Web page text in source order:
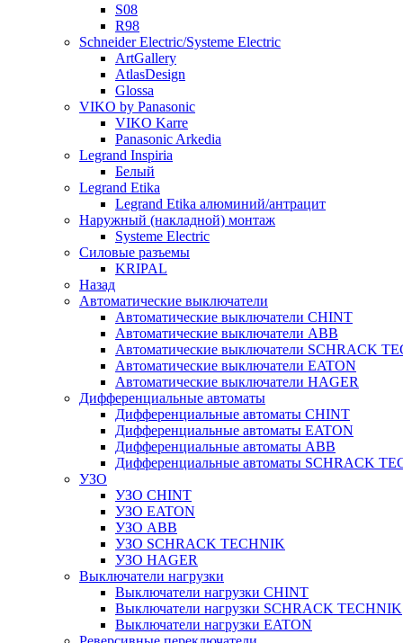
S08
R98
Schneider Electric/Systeme Electric
ArtGallery
AtlasDesign
Glossa
VIKO by Panasonic
VIKO Karre
Panasonic Arkedia
Legrand Inspiria
Белый
Legrand Etika
Legrand Etika алюминий/антрацит
Наружный (накладной) монтаж
Systeme Electric
Силовые разъемы
KRIPAL
Назад
Автоматические выключатели
Автоматические выключатели CHINT
Автоматические выключатели ABB
Автоматические выключатели SCHRACK
Автоматические выключатели EATON
Автоматические выключатели HAGER
Дифференциальные автоматы
Дифференциальные автоматы CHINT
Дифференциальные автоматы EATON
Дифференциальные автоматы ABB
Дифференциальные автоматы SCHRACK
УЗО
УЗО CHINT
УЗО EATON
УЗО ABB
УЗО SCHRACK TECHNIK
УЗО HAGER
Выключатели нагрузки
Выключатели нагрузки CHINT
Выключатели нагрузки SCHRACK TECHNIK
Выключатели нагрузки EATON